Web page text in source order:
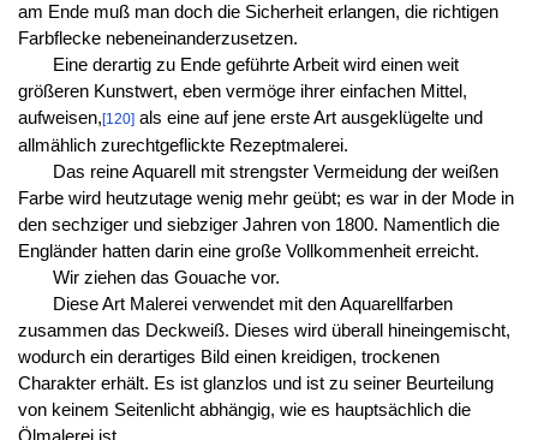
am Ende muß man doch die Sicherheit erlangen, die richtigen
Farbflecke nebeneinanderzusetzen.
Eine derartig zu Ende geführte Arbeit wird einen weit
größeren Kunstwert, eben vermöge ihrer einfachen Mittel,
aufweisen,[120]als eine auf jene erste Art ausgeklügelte und
allmählich zurechtgeflickte Rezeptmalerei.
Das reine Aquarell mit strengster Vermeidung der weißen
Farbe wird heutzutage wenig mehr geübt; es war in der Mode in
den sechziger und siebziger Jahren von 1800. Namentlich die
Engländer hatten darin eine große Vollkommenheit erreicht.
Wir ziehen das Gouache vor.
Diese Art Malerei verwendet mit den Aquarellfarben
zusammen das Deckweiß. Dieses wird überall hineingemischt,
wodurch ein derartiges Bild einen kreidigen, trockenen
Charakter erhält. Es ist glanzlos und ist zu seiner Beurteilung
von keinem Seitenlicht abhängig, wie es hauptsächlich die
Ölmalerei ist.